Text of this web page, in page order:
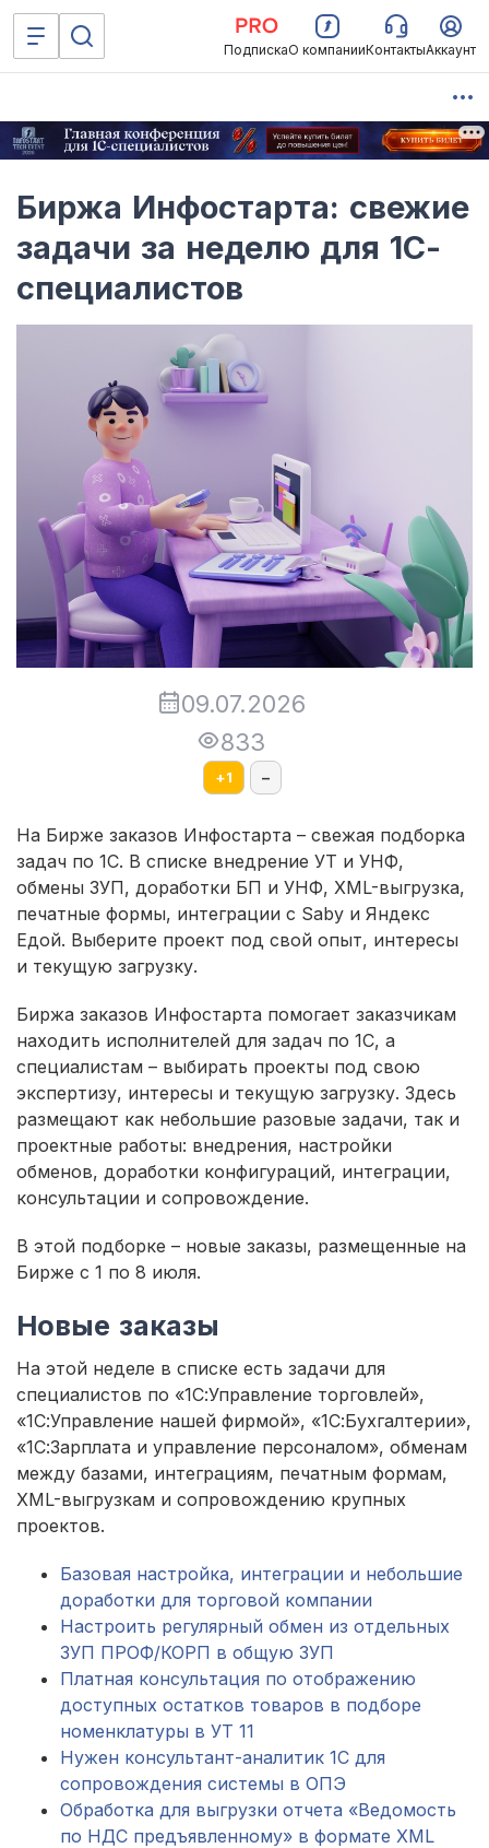
ПодпискаО компанииКонтактыАккаунт
Биржа Инфостарта: свежие
задачи за неделю для 1С-
специалистов
09.07.2026
833
+1 –
На Бирже заказов Инфостарта – свежая подборка
задач по 1С. В списке внедрение УТ и УНФ,
обмены ЗУП, доработки БП и УНФ, XML-выгрузка,
печатные формы, интеграции с Saby и Яндекс
Едой. Выберите проект под свой опыт, интересы
и текущую загрузку.
Биржа заказов Инфостарта помогает заказчикам
находить исполнителей для задач по 1С, а
специалистам – выбирать проекты под свою
экспертизу, интересы и текущую загрузку. Здесь
размещают как небольшие разовые задачи, так и
проектные работы: внедрения, настройки
обменов, доработки конфигураций, интеграции,
консультации и сопровождение.
В этой подборке – новые заказы, размещенные на
Бирже с 1 по 8 июля.
Новые заказы
На этой неделе в списке есть задачи для
специалистов по «1С:Управление торговлей»,
«1С:Управление нашей фирмой», «1С:Бухгалтерии»,
«1С:Зарплата и управление персоналом», обменам
между базами, интеграциям, печатным формам,
XML-выгрузкам и сопровождению крупных
проектов.
Базовая настройка, интеграции и небольшие
доработки для торговой компании
Настроить регулярный обмен из отдельных
ЗУП ПРОФ/КОРП в общую ЗУП
Платная консультация по отображению
доступных остатков товаров в подборе
номенклатуры в УТ 11
Нужен консультант-аналитик 1С для
сопровождения системы в ОПЭ
Обработка для выгрузки отчета «Ведомость
по НДС предъявленному» в формате XML